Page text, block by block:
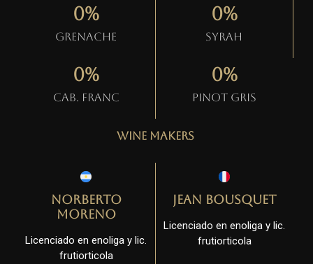
Grenache
0%
Syrah
0%
Cab. Franc
0%
Pinot gris
0%
Wine Makers
Norberto
Moreno
Licenciado en enoliga y lic.
frutiorticola
Jean Bousquet
Licenciado en enoliga y lic.
frutiorticola